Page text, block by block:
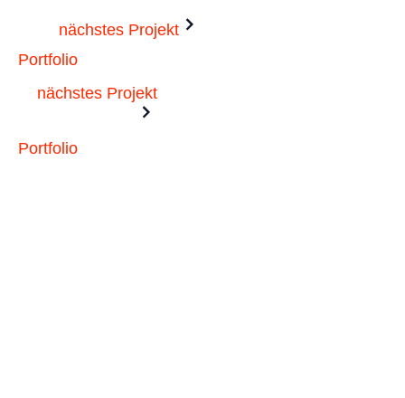
nächstes Projekt
Portfolio
nächstes Projekt
Portfolio